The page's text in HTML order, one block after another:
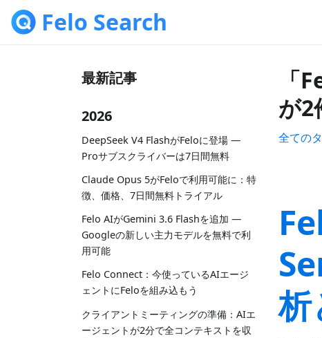
Felo Search
最新記事
2026
DeepSeek V4 FlashがFeloに登場 —
Proサブスクライバーは7日間無料
Claude Opus 5がFeloで利用可能に：特
徴、価格、7日間無料トライアル
Felo AIがGemini 3.6 Flashを追加 —
Googleの新しい主力モデルを無料で利
用可能
Felo Connect：今使っているAIエージ
ェントにFeloを組み込もう
クライアントミーティングの準備：AIエ
ージェントが2分で全コンテキストを収
「
が2
全ての
析